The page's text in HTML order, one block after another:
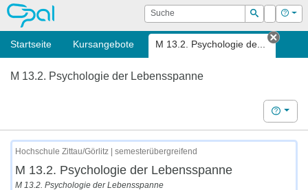
OPAL Suche
Suchen
Login Hilfe
Startseite Kursangebote M 13.2. Psychologie de...
Tab
M 13.2. Psychologie der Lebensspanne
Hilfe
Hochschule Zittau/Görlitz | semesterübergreifend
M 13.2. Psychologie der Lebensspanne
M 13.2. Psychologie der Lebensspanne